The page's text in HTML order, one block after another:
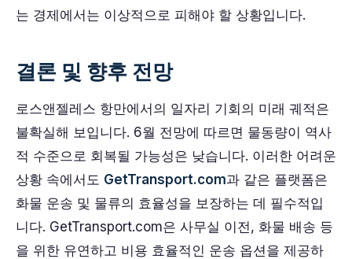
는 경제에서는 이상적으로 피해야 할 상황입니다.
결론 및 향후 전망
로스앤젤레스 항만에서의 일자리 기회의 미래 궤적은
불확실해 보입니다. 6월 전망에 따르면 물동량이 역사
적 수준으로 회복될 가능성은 낮습니다. 이러한 어려운
상황 속에서도 GetTransport.com과 같은 플랫폼은
화물 운송 및 물류의 효율성을 보장하는 데 필수적입
니다. GetTransport.com은 사무실 이전, 화물 배송 등
을 위한 유연하고 비용 효율적인 운송 옵션을 제공하